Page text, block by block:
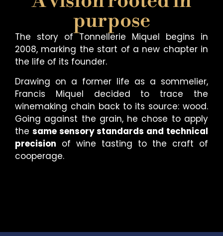
purpose
The story of Tonnellerie Miquel begins in
2008, marking the start of a new chapter in
the life of its founder.
Drawing on a former life as a sommelier,
Francis Miquel decided to trace the
winemaking chain back to its source: wood.
Going against the grain, he chose to apply
the same sensory standards and technical
precision of wine tasting to the craft of
cooperage.